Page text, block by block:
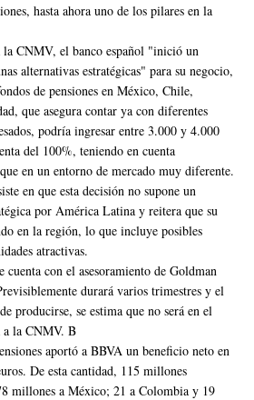
hasta ahora uno de los pilares en la
CNMV, el banco español "inició un
alternativas estratégicas" para su negocio,
de pensiones en México, Chile,
que asegura contar ya con diferentes
podría ingresar entre 3.000 y 4.000
del 100%, teniendo en cuenta
en un entorno de mercado muy diferente.
en que esta decisión no supone un
por América Latina y reitera que su
en la región, lo que incluye posibles
atractivas.
cuenta con el asesoramiento de Goldman
durará varios trimestres y el
producirse, se estima que no será en el
a la CNMV. B
aportó a BBVA un beneficio neto en
De esta cantidad, 115 millones
millones a México; 21 a Colombia y 19